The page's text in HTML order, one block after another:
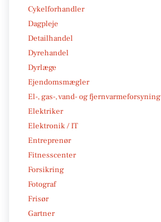
Cykelforhandler
Dagpleje
Detailhandel
Dyrehandel
Dyrlæge
Ejendomsmægler
El-, gas-, vand- og fjernvarmeforsyning
Elektriker
Elektronik / IT
Entreprenør
Fitnesscenter
Forsikring
Fotograf
Frisør
Gartner